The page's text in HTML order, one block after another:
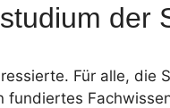
der
Für alle,
fundiertes